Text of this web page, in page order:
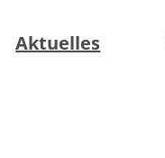
Aktuelles